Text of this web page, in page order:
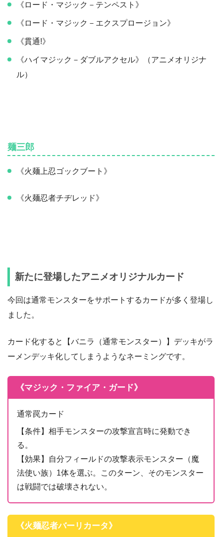
《ロード・マジック－テンペスト》
《ロード・マジック－エクスプロージョン》
《貫通!》
《ハイマジック－ダブルアクセル》（アニメオリジナ
ル）
麺三郎
《火麺上忍ゴックブート》
《火麺忍者チヂレッド》
新たに登場したアニメオリジナルカード
今回は通常モンスターをサポートするカードが多く登場し
ました。
カード化すると【バニラ（通常モンスター）】デッキがラ
ーメンデッキ化してしまうようなネーミングです。
《マジック・ファイア・ガード》
通常罠カード
【条件】相手モンスターの攻撃宣言時に発動でき
る。
【効果】自分フィールドの攻撃表示モンスター（魔
法使い族）1体を選ぶ。このターン、そのモンスター
は戦闘では破壊されない。
《火麺忍者バーリカータ》